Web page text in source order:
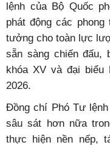
lệnh của Bộ Quốc
phát động các
tưởng cho toàn lực
sẵn sàng chiến đấu,
khóa XV và đại biểu
2026.
Đồng chí Phó Tư
sâu sát hơn nữa
thực hiện nền nếp,